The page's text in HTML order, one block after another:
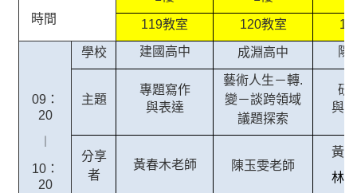
時間 119教室 120教室
09：
20
10：
20
學校 建國高中 成淵高中 陽
主題
專題寫作
與表達
藝術人生－轉.
變－談跨領域
議題探索
研
與
分享
者
黃春木老師 陳玉雯老師
黃
林